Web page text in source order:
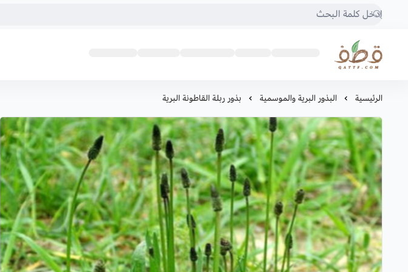
متجر قطف للبذور
الرئيسية البذور البرية والموسمية بذور ربلة القاطونة البرية